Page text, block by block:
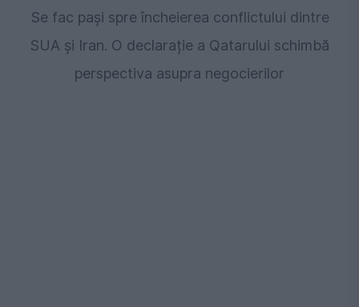
Se fac pași spre încheierea conflictului dintre
SUA și Iran. O declarație a Qatarului schimbă
perspectiva asupra negocierilor